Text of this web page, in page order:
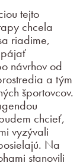
tejto
chcela
riadime,
návrhov od
a tým
športovcov.
chcieť,
vyzývali
Na
stanovili